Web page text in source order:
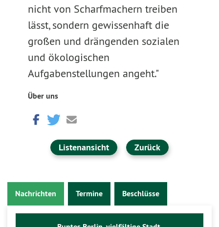
nicht von Scharfmachern treiben
lässt, sondern gewissenhaft die
großen und drängenden sozialen
und ökologischen
Aufgabenstellungen angeht."
Über uns
Listenansicht Zurück
Nachrichten Termine Beschlüsse